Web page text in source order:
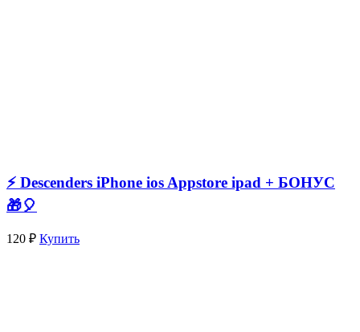
⚡️ Descenders iPhone ios Appstore ipad + БОНУС
🎁🎈
120 ₽ Купить